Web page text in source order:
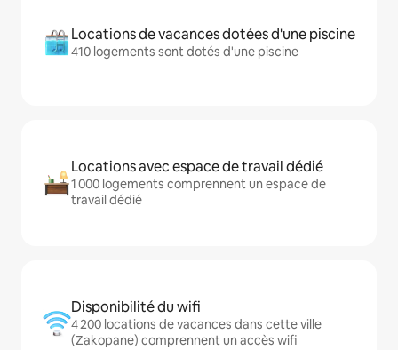
Locations de vacances dotées d'une piscine
410 logements sont dotés d'une piscine
Locations avec espace de travail dédié
1 000 logements comprennent un espace de
travail dédié
Disponibilité du wifi
4 200 locations de vacances dans cette ville
(Zakopane) comprennent un accès wifi